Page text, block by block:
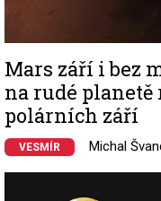
Mars září i bez
na rudé
polárních září
VESMÍR Michal